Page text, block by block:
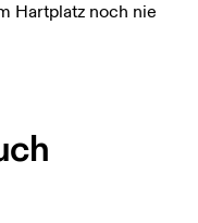
Hartplatz noch nie